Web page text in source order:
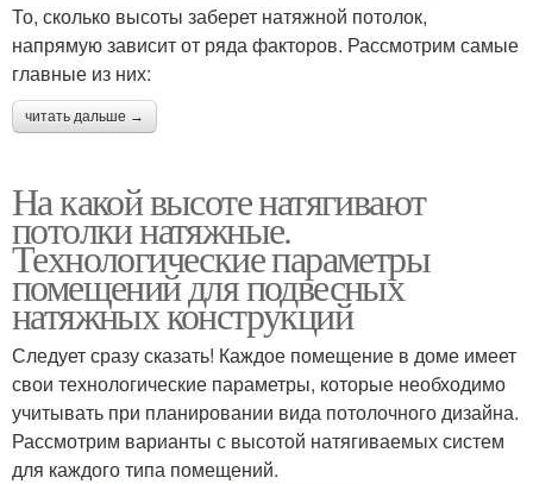
То, сколько высоты заберет натяжной потолок,
напрямую зависит от ряда факторов. Рассмотрим самые
главные из них:
читать дальше →
На какой высоте натягивают
потолки натяжные.
Технологические параметры
помещений для подвесных
натяжных конструкций
Следует сразу сказать! Каждое помещение в доме имеет
свои технологические параметры, которые необходимо
учитывать при планировании вида потолочного дизайна.
Рассмотрим варианты с высотой натягиваемых систем
для каждого типа помещений.